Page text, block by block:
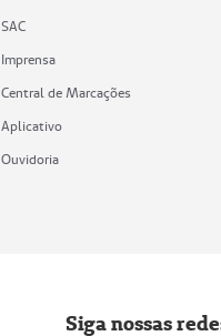
SAC
Imprensa
Central de Marcações
Aplicativo
Ouvidoria
Siga nossas